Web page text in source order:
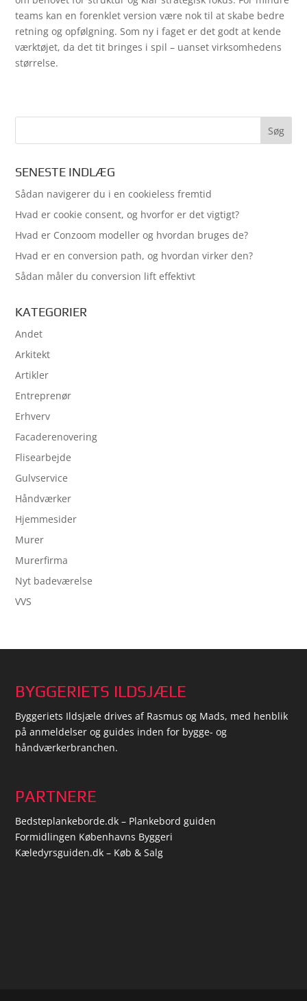
teams kan en forenklet version være nok til at skabe bedre
retning og opfølgning. Som ny i faget er det godt at kende
værktøjet, da det tit bringes i spil – uanset virksomhedens
størrelse.
SENESTE INDLÆG
Sådan navigerer du i en cookieless fremtid
Hvad er cookie consent, og hvorfor er det vigtigt?
Hvad er Conzoom modeller og hvordan bruges de?
Hvad er en conversion path, og hvordan virker den?
Sådan måler du conversion lift effektivt
KATEGORIER
Andet
Arkitekt
Artikler
Entreprenør
Erhverv
Facaderenovering
Flisearbejde
Gulvservice
Håndværker
Hjemmesider
Murer
Murerfirma
Nyt badeværelse
VVS
BYGGERIETS ILDSJÆLE
Byggeriets Ildsjæle drives af Rasmus og Mads, med henblik
på anmeldelser og guides inden for bygge- og
håndværkerbranchen.
PARTNERE
Bedsteplankeborde.dk – Plankebord guiden
Formidlingen Københavns Byggeri
Kæledyrsguiden.dk – Køb & Salg